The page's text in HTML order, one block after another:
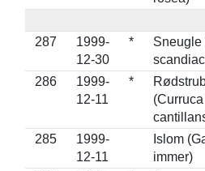
287
1999-
12-30
*
Sneugle
286
1999-
12-11
*
(Curruca
285
1999-
12-11
Islom
immer)